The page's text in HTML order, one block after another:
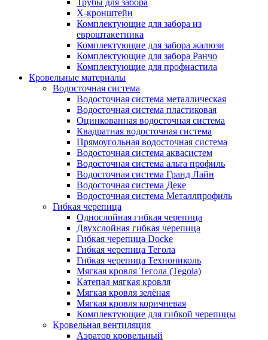
Трубы для забора
Х-кронштейн
Комплектующие для забора из
евроштакетника
Комплектующие для забора жалюзи
Комплектующие для забора Ранчо
Комплектующие для профнастила
Кровельные материалы
Водосточная система
Водосточная система металлическая
Водосточная система пластиковая
Оцинкованная водосточная система
Квадратная водосточная система
Прямоугольная водосточная система
Водосточная система аквасистем
Водосточная система альта профиль
Водосточная система Гранд Лайн
Водосточная система Деке
Водосточная система Металлпрофиль
Гибкая черепица
Однослойная гибкая черепица
Двухслойная гибкая черепица
Гибкая черепица Docke
Гибкая черепица Тегола
Гибкая черепица Технониколь
Мягкая кровля Тегола (Tegola)
Катепал мягкая кровля
Мягкая кровля зелёная
Мягкая кровля коричневая
Комплектующие для гибкой черепицы
Кровельная вентиляция
Аэратор кровельный